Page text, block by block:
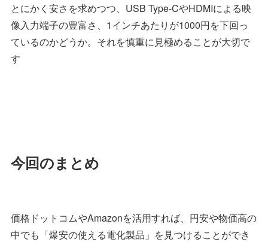
とにかく安さを求めつつ、USB Type-CやHDMIによる映
像入力端子の豊富さ、1インチあたりが1000円を下回っ
ているのかどうか。それを慎重に見極めることが大切で
す
今回のまとめ
価格ドットコムやAmazonを活用すれば、円安や物価高の
中でも「爆安の使える電化製品」を見つけることができ